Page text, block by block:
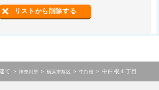
リストから削除する
て > 神奈川県 > 横浜市旭区 > 中白根 > 中白根４丁目